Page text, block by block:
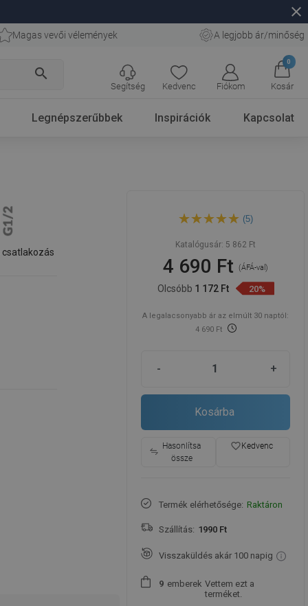
close
Magas vevői vélemények A legjobb ár/minőség
search
Kedvenc Fiókom
0
Kosár
Segítség
Legnépszerűbbek Inspirációk Kapcsolat
Mexen D-67 22 cm-es fekete
zuhanyfej - 79767-70
(5)
Katalógusár: 5 862 Ft
4 690 Ft(ÁFÁ-val)
Olcsóbb 1 172 Ft 20%
A legalacsonyabb ár az elmúlt 30 naptól:
4 690 Ft
- +
Kosárba
Hasonlítsa
össze
favorite_borderKedvenc
Termék elérhetősége: Raktáron
Szállítás: 1990 Ft
Visszaküldés akár 100 napig
9 emberek Vettem ezt a
terméket.